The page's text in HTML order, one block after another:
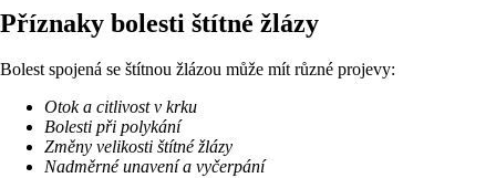
Příznaky bolesti štítné žlázy
Bolest spojená se štítnou žlázou může mít různé projevy:
Otok a citlivost v krku
Bolesti při polykání
Změny velikosti štítné žlázy
Nadměrné unavení a vyčerpání